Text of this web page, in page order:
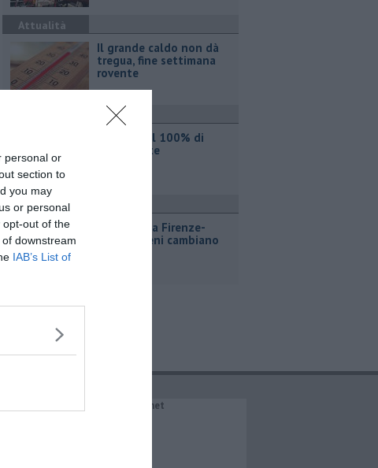
personal or
section to
you may
or personal
opt-out of the
downstream
IAB’s List of
Attualità
Il grande caldo non dà
tregua, fine settimana
rovente
Iren sale al 100% di
Etambiente
Attualità
Lavori sulla Firenze-
Roma, i treni cambiano
IL NETWORK QuiNews.net